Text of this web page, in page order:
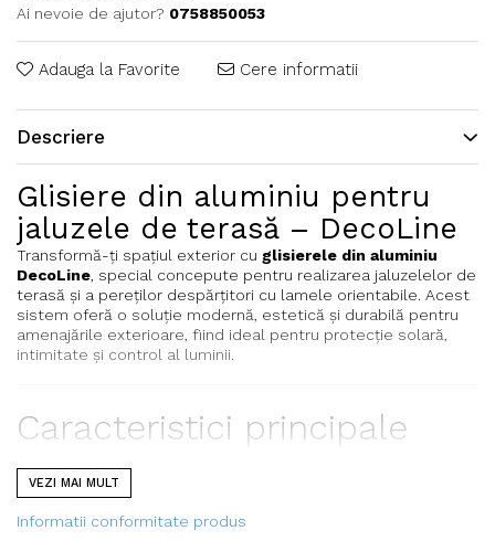
Ai nevoie de ajutor? 0758850053
Adauga la Favorite Cere informatii
Descriere
Glisiere din aluminiu pentru
jaluzele de terasă – DecoLine
Transformă-ți spațiul exterior cu glisierele din aluminiu
DecoLine, special concepute pentru realizarea jaluzelelor de
terasă și a pereților despărțitori cu lamele orientabile. Acest
sistem oferă o soluție modernă, estetică și durabilă pentru
amenajările exterioare, fiind ideal pentru protecție solară,
intimitate și control al luminii.
Caracteristici principale
Lungime glisieră:
Număr portlamele:18 portlamele
VEZI MAI MULT
Informatii conformitate produs